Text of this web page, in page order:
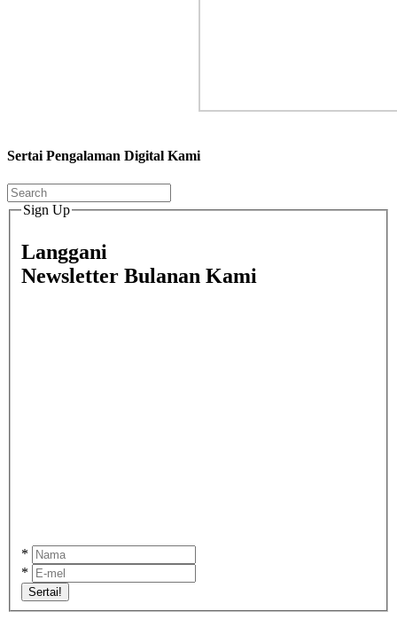
Sertai Pengalaman Digital Kami
Sign Up
Langgani
Newsletter Bulanan Kami
*
*
Sertai!